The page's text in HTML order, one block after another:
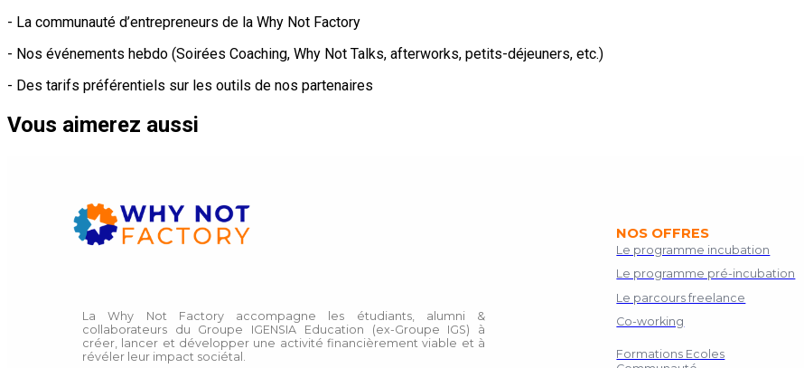
- La communauté d’entrepreneurs de la Why Not Factory
- Nos événements hebdo (Soirées Coaching, Why Not Talks, afterworks, petits-déjeuners, etc.)
- Des tarifs préférentiels sur les outils de nos partenaires
Vous aimerez aussi
Le programme incubation
La Why Not Factory accompagne les étudiants, alumni &
collaborateurs du Groupe IGENSIA Education (ex-Groupe IGS) à
créer, lancer et développer une activité financièrement viable et à
révéler leur impact sociétal.
NOS OFFRES
Co-working
Formations Ecoles
Le parcours freelance
Le programme pré-incubation